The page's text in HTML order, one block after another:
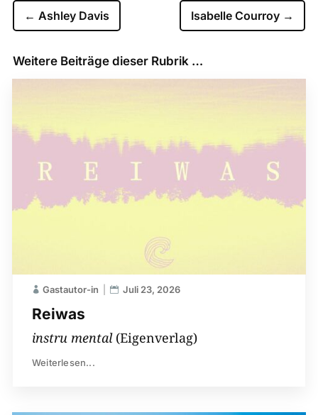
← Ashley Davis Isabelle Courroy →
Weitere Beiträge dieser Rubrik …
Reiwas
Gastautor-in Juli 23, 2026
instru mental(Eigenverlag)
Weiterlesen...